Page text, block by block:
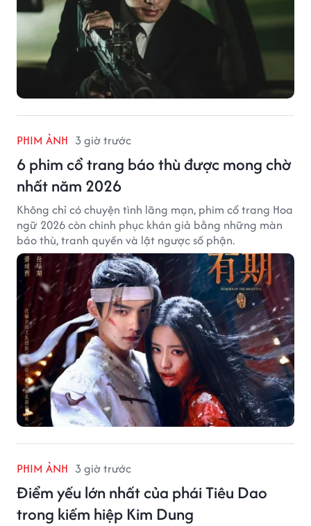
PHIM ẢNH 3 giờ trước
6 phim cổ trang báo thù được mong chờ
nhất năm 2026
Không chỉ có chuyện tình lãng mạn, phim cổ trang Hoa
ngữ 2026 còn chinh phục khán giả bằng những màn
báo thù, tranh quyền và lật ngược số phận.
PHIM ẢNH 3 giờ trước
Điểm yếu lớn nhất của phái Tiêu Dao
trong kiếm hiệp Kim Dung